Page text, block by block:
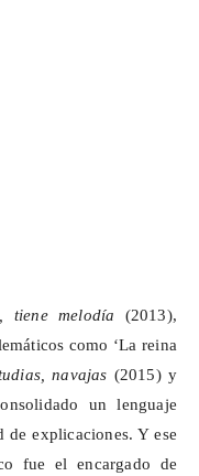
tiene melodía (2013),
como ‘La reina
navajas (2015) y
un lenguaje
explicaciones. Y ese
fue el encargado de